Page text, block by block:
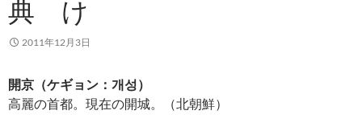
典 け
2011年12月3日
開京（ケギョン：개성）
高麗の首都。現在の開城。（北朝鮮）